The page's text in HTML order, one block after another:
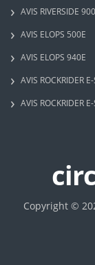
AVIS RIVERSIDE
AVIS ELOPS 500E
AVIS ELOPS 940E
AVIS ROCKRIDER
AVIS ROCKRIDER
Copyright ©